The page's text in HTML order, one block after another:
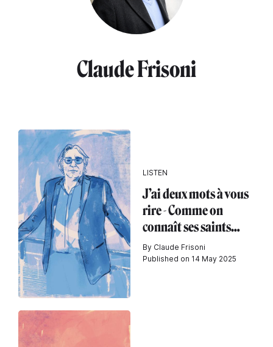
Claude Frisoni
LISTEN
J’ai deux mots à vous
rire - Comme on
connaît ses saints…
By Claude Frisoni
Published on 14 May 2025